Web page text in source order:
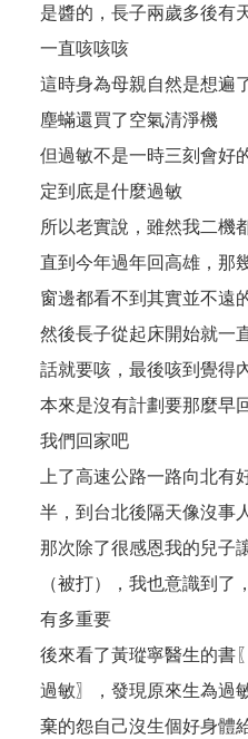
是醬的，長子兩歲多後有
一直咳咳咳
這時身為母親自然是想遍
塵蟎還買了空氣清淨機
但過敏不是一時三刻會好
定到底是什麼過敏
所以老實說，雖然我二機
直到今年過年回高雄，那
窗邊都看不到其實並不遠
然後長子從起床開始就一
話就要咳，最後咳到覺得
本來是沒有計劃要那麼早
我們回家吧
上了高速公路一路向北有
半，到台北後隔天像沒事
那次除了很感恩我的兒子
（被打），我也意識到
有多重要
後來看了黃瑽寧醫生的書
過敏〗，發現原來生為過
棄的怨自己沒生個好身體